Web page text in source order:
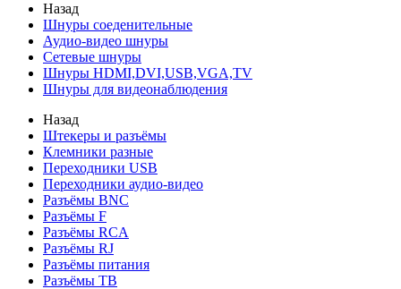
Назад
Шнуры соеденительные
Аудио-видео шнуры
Сетевые шнуры
Шнуры HDMI,DVI,USB,VGA,TV
Шнуры для видеонаблюдения
Назад
Штекеры и разъёмы
Клемники разные
Переходники USB
Переходники аудио-видео
Разъёмы BNC
Разъёмы F
Разъёмы RCA
Разъёмы RJ
Разъёмы питания
Разъёмы ТВ